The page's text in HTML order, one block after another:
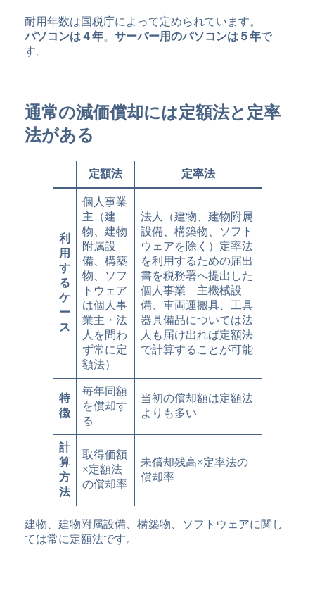
耐用年数は国税庁によって定められています。
パソコンは４年。 サーバー用のパソコンは５年で
す。
通常の減価償却には定額法と定率
法がある
定額法 定率法
利
用
す
る
ケ
ー
ス
個人事業
主（建
物、建物
附属設
備、構築
物、ソフ
トウェア
は個人事
業主・法
人を問わ
ず常に定
額法）
法人（建物、建物附属
設備、構築物、ソフト
ウェアを除く）定率法
を利用するための届出
書を税務署へ提出した
個人事業 主機械設
備、車両運搬具、工具
器具備品については法
人も届け出れば定額法
で計算することが可能
特
徴
毎年同額
を償却す
る
当初の償却額は定額法
よりも多い
計
算
方
法
取得価額
×定額法
の償却率
未償却残高×定率法の
償却率
建物、建物附属設備、構築物、ソフトウェアに関し
ては常に定額法です。